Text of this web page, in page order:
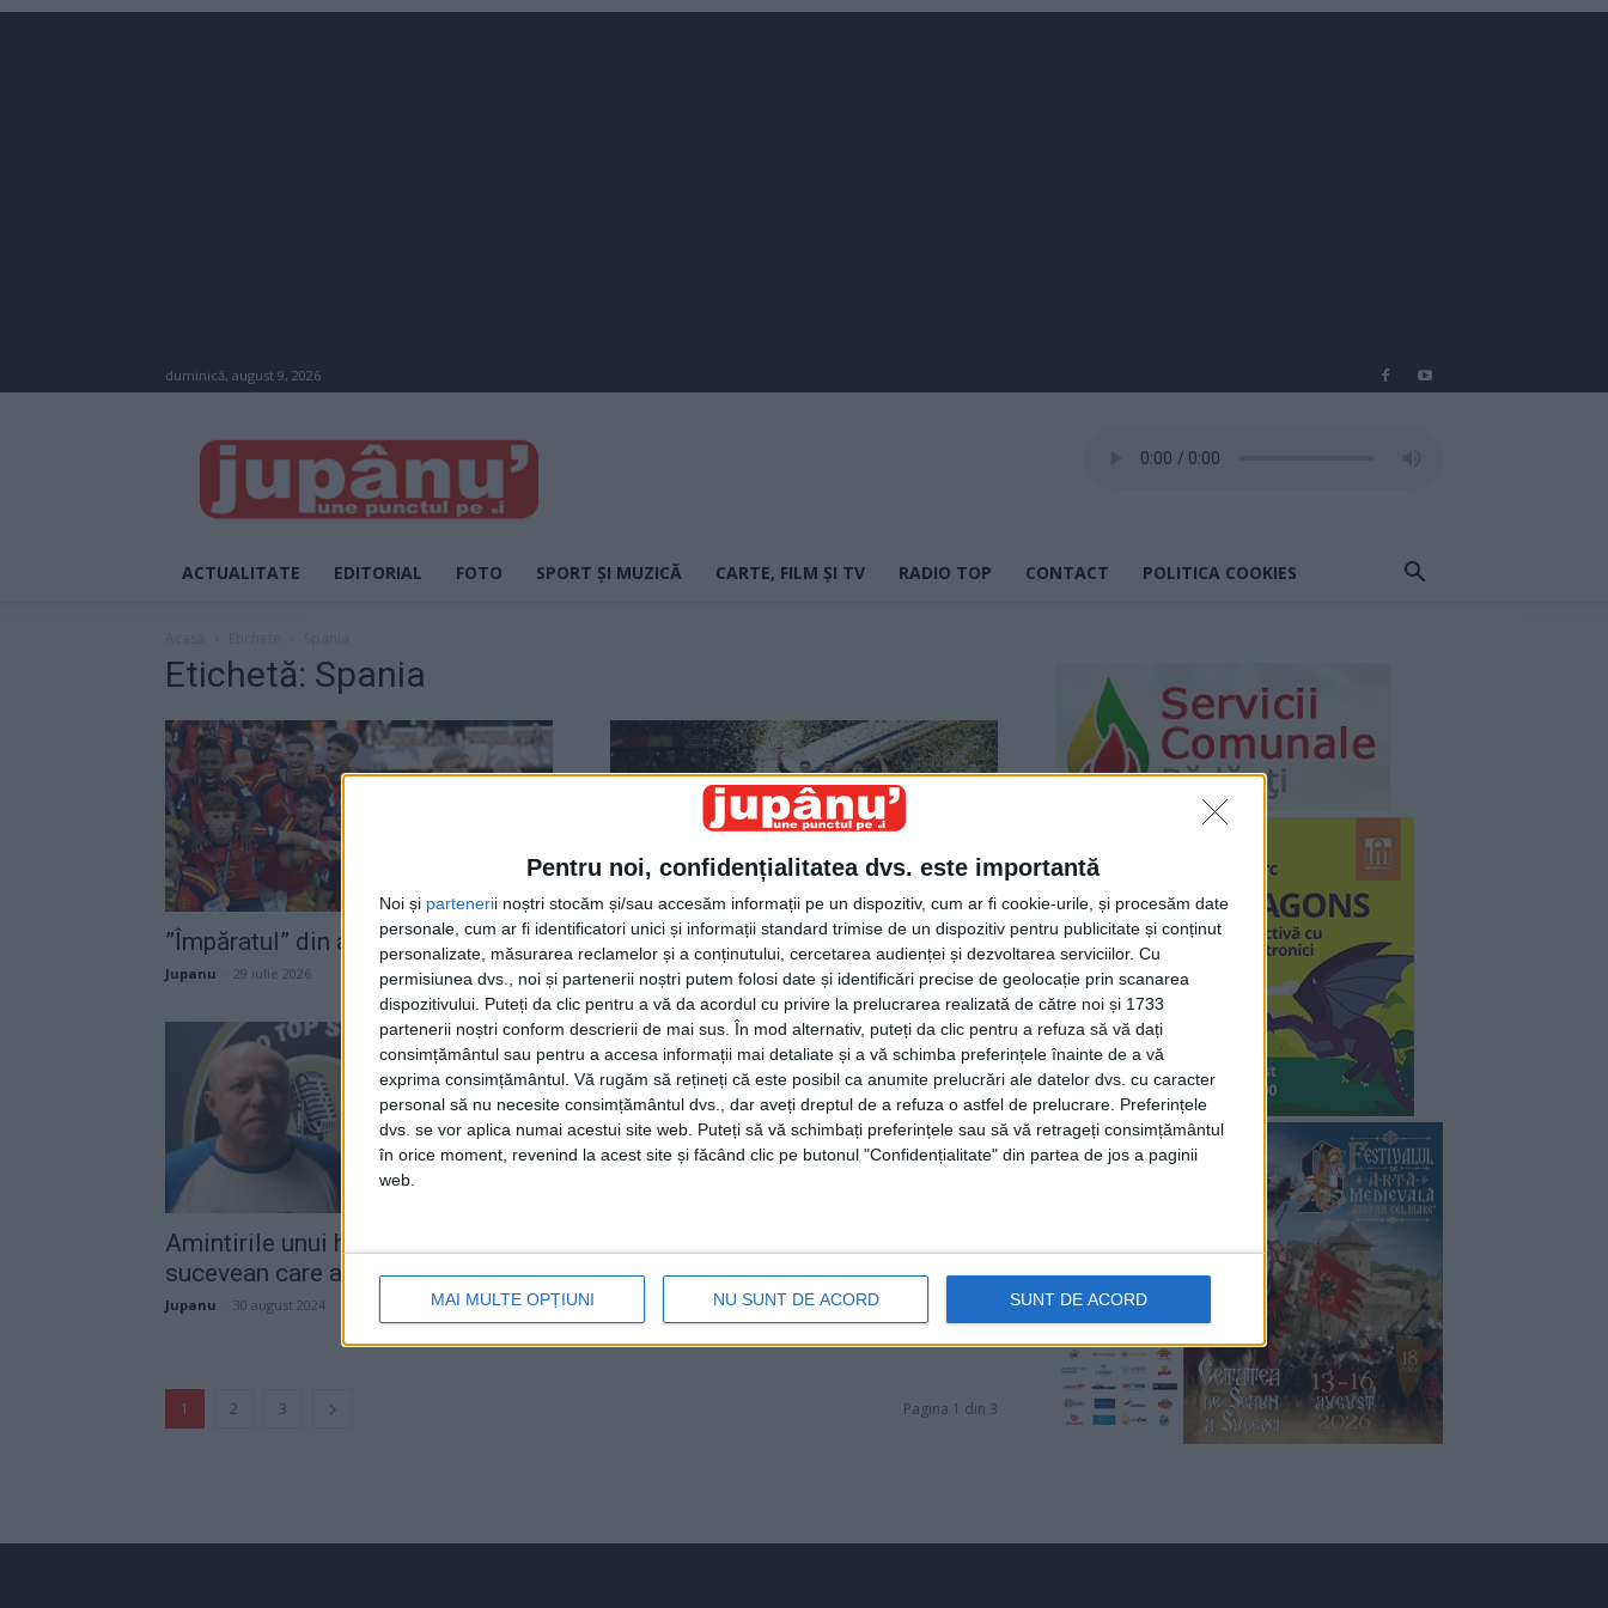
Pentru noi, confidențialitatea dvs. este importantă
Noi și partenerii noștri stocăm și/sau accesăm informații pe un dispozitiv, cum ar fi cookie-urile, și procesăm date
personale, cum ar fi identificatori unici și informații standard trimise de un dispozitiv pentru publicitate și conținut
personalizate, măsurarea reclamelor și a conținutului, cercetarea audienței și dezvoltarea serviciilor. Cu
permisiunea dvs., noi și partenerii noștri putem folosi date și identificări precise de geolocație prin scanarea
dispozitivului. Puteți da clic pentru a vă da acordul cu privire la prelucrarea realizată de către noi și 1733
partenerii noștri conform descrierii de mai sus. În mod alternativ, puteți da clic pentru a refuza să vă dați
consimțământul sau pentru a accesa informații mai detaliate și a vă schimba preferințele înainte de a vă
exprima consimțământul. Vă rugăm să rețineți că este posibil ca anumite prelucrări ale datelor dvs. cu caracter
personal să nu necesite consimțământul dvs., dar aveți dreptul de a refuza o astfel de prelucrare. Preferințele
dvs. se vor aplica numai acestui site web. Puteți să vă schimbați preferințele sau să vă retrageți consimțământul
în orice moment, revenind la acest site și făcând clic pe butonul "Confidențialitate" din partea de jos a paginii
web.
MAI MULTE OPȚIUNI NU SUNT DE ACORD SUNT DE ACORD
duminică, august 9, 2026
JUPÂNU'
ACTUALITATE EDITORIAL FOTO SPORT ȘI MUZICĂ CARTE, FILM ȘI TV RADIO TOP CONTACT POLITICA COOKIES
Etichetă: Spania
”Împăratul” din arenă
Jupanu 29 iulie 2026
Spania, în nici un caz Brazilia
Jupanu - 25 octombrie 2025
Amintirile unui handbalist
sucevean care a jucat în Spania
Jupanu 30 august 2024
1 2 3 Pagina 1 din 3